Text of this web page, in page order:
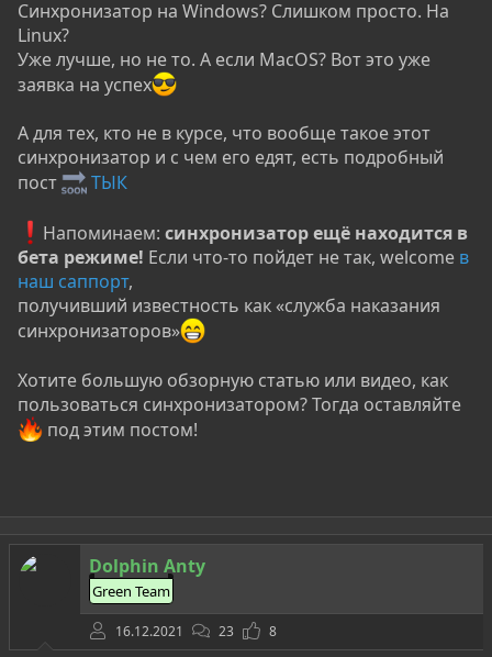
Синхронизатор на Windows? Слишком просто. На
Linux?
Уже лучше, но не то. А если MacOS? Вот это уже
заявка на успех
А для тех, кто не в курсе, что вообще такое этот
синхронизатор и с чем его едят, есть подробный
пост
ТЫК
️Напоминаем:синхронизатор ещё находится в
бета режиме! Если что-то пойдет не так, welcome в
наш саппорт,
получивший известность как «служба наказания
синхронизаторов»
Хотите большую обзорную статью или видео, как
пользоваться синхронизатором? Тогда оставляйте
под этим постом!
Dolphin Anty
Green Team
16.12.2021 23
8